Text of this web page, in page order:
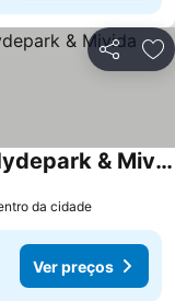
Partilhar
2BHK, 90s street, in front of Hydepark & Mivida
da cidade
Ver preços